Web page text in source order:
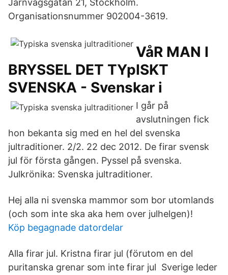
Järnvägsgatan 21, Stockholm.
Organisationsnummer 902004-3619.
VåR MAN I
BRYSSEL DET TYpISKT
SVENSKA - Svenskar i
I går på
avslutningen fick
hon bekanta sig med en hel del svenska
jultraditioner. 2/2. 22 dec 2012. De firar svensk
jul för första gången. Pyssel på svenska.
Julkrönika: Svenska jultraditioner.
Hej alla ni svenska mammor som bor utomlands
(och som inte ska aka hem over julhelgen)!
Köp begagnade datordelar
Alla firar jul. Kristna firar jul (förutom en del
puritanska grenar som inte firar jul Sverige leder